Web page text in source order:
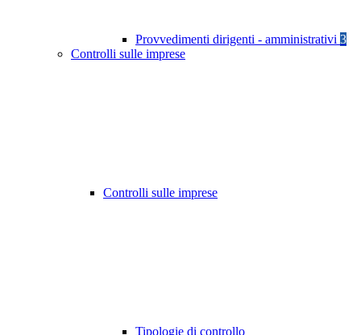
Provvedimenti dirigenti - amministrativi 3
Controlli sulle imprese
Controlli sulle imprese
Tipologie di controllo